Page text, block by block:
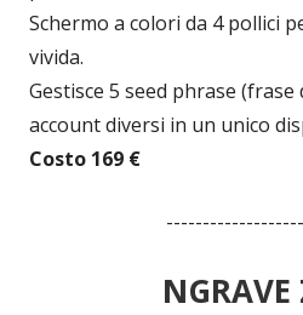
Schermo a colori da 4 pollici
vivida.
Gestisce 5 seed phrase (frase
account diversi in un unico
Costo 169 €
NGRAVE